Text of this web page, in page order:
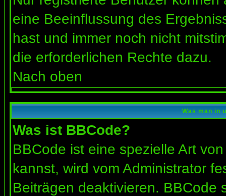
eine Beeinflussung des
hast und immer noch nicht
die erforderlichen Rechte dazu.
Nach oben
Was man in
Was ist BBCode?
BBCode ist eine spezielle Art
kannst, wird vom Administrator
Beiträgen deaktivieren. BBCode